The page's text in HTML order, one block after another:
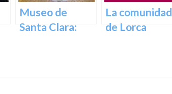
Museo de
Santa Clara:
La comunidad
de Lorca